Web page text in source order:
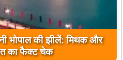
भोपाल की झीलें: मिथक और
का फैक्ट चेक
ने मऊगंज के बहुती जलप्रपात
की दिशा में उठाया कदम